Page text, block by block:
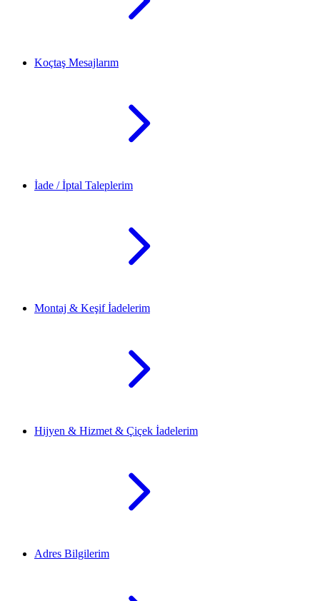
Koçtaş Mesajlarım
İade / İptal Taleplerim
Montaj & Keşif İadelerim
Hijyen & Hizmet & Çiçek İadelerim
Adres Bilgilerim